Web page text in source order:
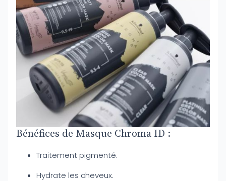
Bénéfices de Masque Chroma ID :
Traitement pigmenté.
Hydrate les cheveux.